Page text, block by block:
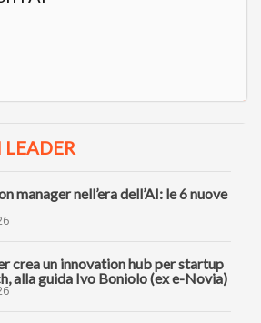
manager nell’era dell’AI: le 6 nuove
crea un innovation hub per startup
alla guida Ivo Boniolo (ex e-Novia)